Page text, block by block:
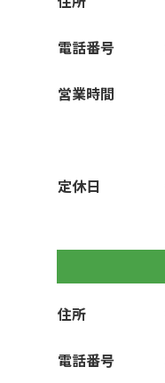
電話番号
営業時間
定休日
住所
電話番号